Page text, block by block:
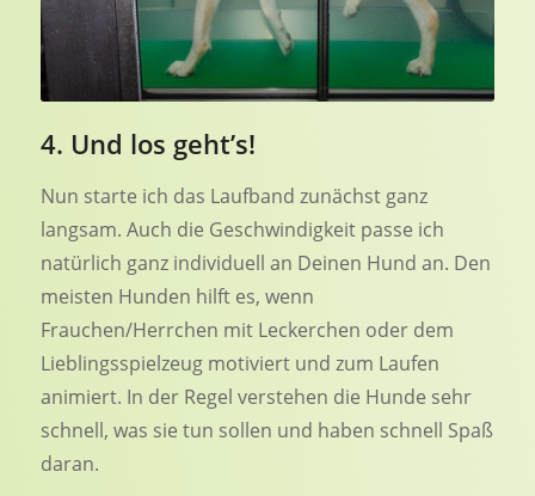
4. Und los geht’s!
Nun starte ich das Laufband zunächst ganz
langsam. Auch die Geschwindigkeit passe ich
natürlich ganz individuell an Deinen Hund an. Den
meisten Hunden hilft es, wenn
Frauchen/Herrchen mit Leckerchen oder dem
Lieblingsspielzeug motiviert und zum Laufen
animiert. In der Regel verstehen die Hunde sehr
schnell, was sie tun sollen und haben schnell Spaß
daran.